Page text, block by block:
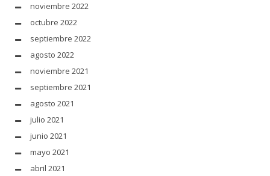
noviembre 2022
octubre 2022
septiembre 2022
agosto 2022
noviembre 2021
septiembre 2021
agosto 2021
julio 2021
junio 2021
mayo 2021
abril 2021